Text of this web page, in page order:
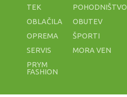
TEK
POHODNIŠTVO
OBLAČILA
OBUTEV
OPREMA
ŠPORTI
SERVIS
MORA VEN
PRYM
FASHION